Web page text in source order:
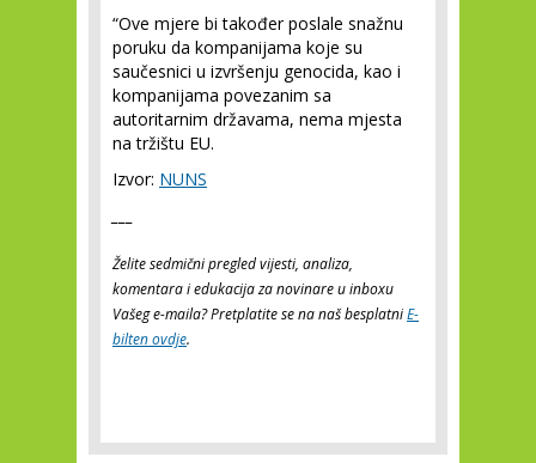
“Ove mjere bi također poslale snažnu
poruku da kompanijama koje su
saučesnici u izvršenju genocida, kao i
kompanijama povezanim sa
autoritarnim državama, nema mjesta
na tržištu EU.
Izvor: NUNS
Želite sedmični pregled vijesti, analiza,
komentara i edukacija za novinare u inboxu
Vašeg e-maila? Pretplatite se na naš besplatniE-
bilten ovdje.